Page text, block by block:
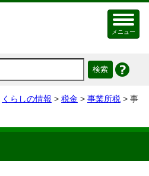
メニュー
くらしの情報 > 税金 > 事業所税 > 事